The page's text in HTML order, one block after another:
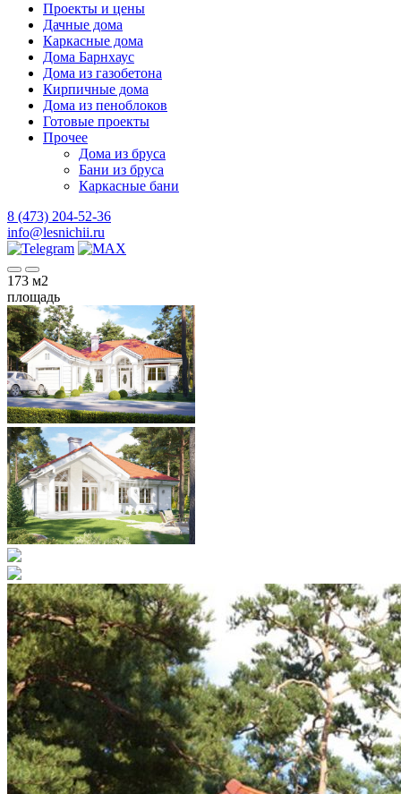
Проекты и цены
Дачные дома
Каркасные дома
Дома Барнхаус
Дома из газобетона
Кирпичные дома
Дома из пеноблоков
Готовые проекты
Прочее
Дома из бруса
Бани из бруса
Каркасные бани
8 (473) 204-52-36
info@lesnichii.ru
173 м2
площадь